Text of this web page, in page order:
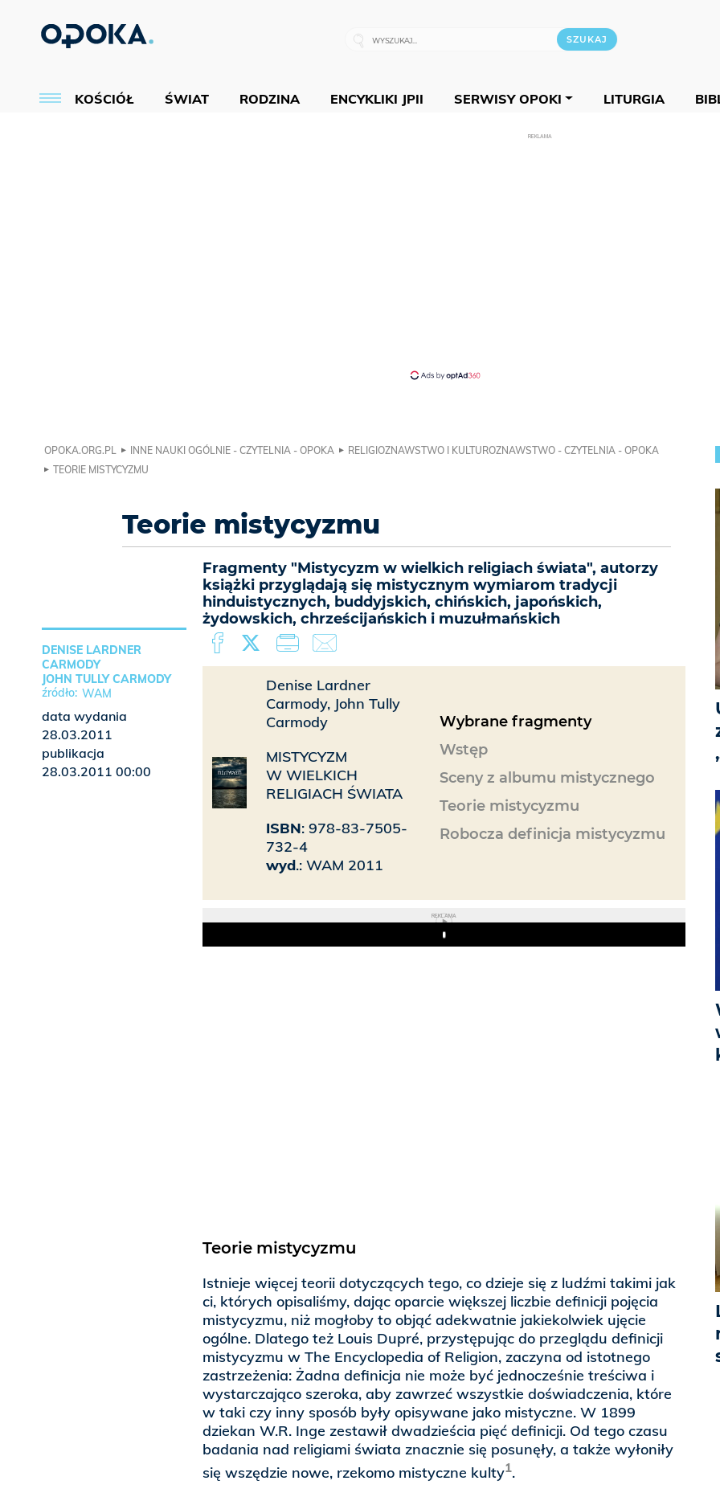
KOŚCIÓŁ ŚWIAT RODZINA ENCYKLIKI JPII SERWISY OPOKI LITURGIA
REKLAMA
OPOKA.ORG.PL INNE NAUKI OGÓLNIE - CZYTELNIA - OPOKA
RELIGIOZNAWSTWO I KULTUROZNAWSTWO - CZYTELNIA - OPOKA
TEORIE MISTYCYZMU
Teorie mistycyzmu
Fragmenty "Mistycyzm w wielkich religiach świata", autorzy
książki przyglądają się mistycznym wymiarom tradycji
hinduistycznych, buddyjskich, chińskich, japońskich,
żydowskich, chrześcijańskich i muzułmańskich
Denise Lardner
Carmody, John Tully
Carmody
MISTYCYZM
W WIELKICH
RELIGIACH ŚWIATA
ISBN: 978-83-7505-
732-4
wyd.: WAM 2011
Wybrane fragmenty
Wstęp
Sceny z albumu mistycznego
Teorie mistycyzmu
Robocza definicja mistycyzmu
REKLAMA
Play
Teorie mistycyzmu
Istnieje więcej teorii dotyczących tego, co dzieje się z ludźmi takimi jak
ci, których opisaliśmy, dając oparcie większej liczbie definicji pojęcia
mistycyzmu, niż mogłoby to objąć adekwatnie jakiekolwiek ujęcie
ogólne. Dlatego też Louis Dupré, przystępując do przeglądu definicji
mistycyzmu w The Encyclopedia of Religion, zaczyna od istotnego
zastrzeżenia: Żadna definicja nie może być jednocześnie treściwa i
wystarczająco szeroka, aby zawrzeć wszystkie doświadczenia, które
w taki czy inny sposób były opisywane jako mistyczne. W 1899
dziekan W.R. Inge zestawił dwadzieścia pięć definicji. Od tego czasu
badania nad religiami świata znacznie się posunęły, a także wyłoniły
się wszędzie nowe, rzekomo mistyczne kulty1.
DENISE LARDNER
CARMODY
JOHN TULLY CARMODY
WAM
data wydania
28.03.2011
publikacja
28.03.2011 00:00